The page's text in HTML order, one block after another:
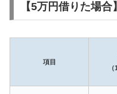
【5万円借りた場
項目